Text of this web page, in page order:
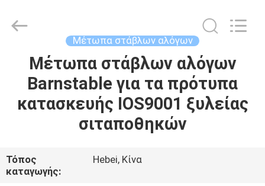
ΣΠΊΤΙ
ΠΡΟΪΌΝΤΑ
ΕΜΕΊΣ
products
Μέτωπα στάβλων αλόγων
Μέτωπα στάβλων αλόγων
Barnstable για τα πρότυπα
κατασκευής IOS9001 ξυλείας
σιταποθηκών
Τόπος
καταγωγής:
Hebei, Κίνα